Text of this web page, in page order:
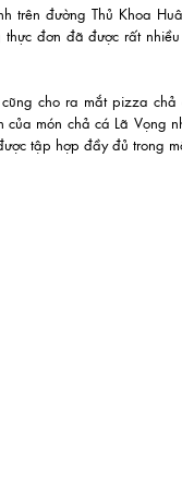
trên đường Thủ Khoa
đơn đã được rất
cho ra mắt pizza chả
món chả cá Lã Vọng
tập hợp đầy đủ trong